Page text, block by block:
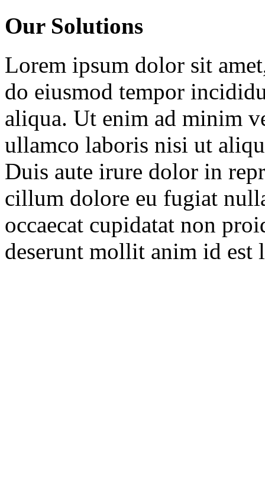
Our Solutions
Lorem ipsum dolor sit
do eiusmod tempor
aliqua. Ut enim ad minim
ullamco laboris nisi ut
Duis aute irure dolor in
cillum dolore eu fugiat
occaecat cupidatat non
deserunt mollit anim id est